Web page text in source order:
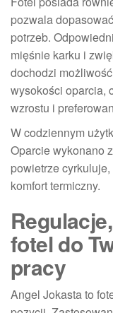
pozwala
potrzeb.
mięśnie karku i
dochodzi
wysokości oparcia,
wzrostu i
W codziennym
Oparcie wykonano
powietrze
komfort termiczny.
fotel do
pracy
Angel Jokasta to